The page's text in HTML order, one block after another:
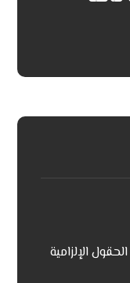
الحقول الإلزامية